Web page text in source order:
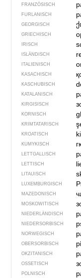
FRANZÖSISCH
FURLANISCH
GEORGISCH
GRIECHISCH
IRISCH
ISLÄNDISCH
ITALIENISCH
KASACHISCH
KASCHUBISCH
KATALANISCH
KIRGISISCH
KORNISCH
KRIMTATARISCH
KROATISCH
KUMYKISCH
LETTGALLISCH
LETTISCH
LITAUISCH
LUXEMBURGISCH
MAZEDONISCH
MOSKOWITISCH
NIEDERLÄNDISCH
NIEDERSORBISCH
NORWEGISCH
OBERSORBISCH
OKZITANISCH
OSSETISCH
POLNISCH